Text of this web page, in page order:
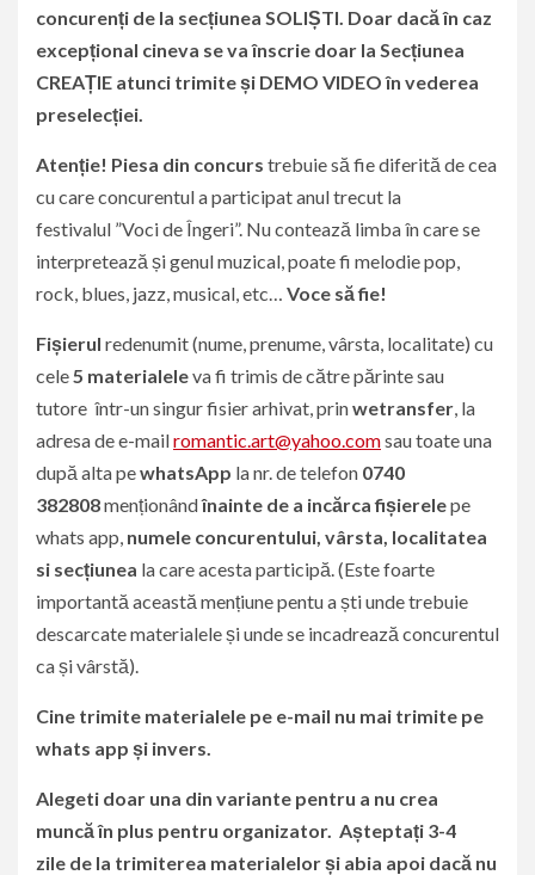
concurenți de la secțiunea SOLIȘTI. Doar dacă în caz
excepțional cineva se va înscrie doar la Secțiunea
CREAȚIE atunci trimite și DEMO VIDEO în vederea
preselecției.
Atenție! Piesa din concurs trebuie să fie diferită de cea
cu care concurentul a participat anul trecut la
festivalul ”Voci de Îngeri”. Nu contează limba în care se
interpretează și genul muzical, poate fi melodie pop,
rock, blues, jazz, musical, etc… Voce să fie!
Fișierul redenumit (nume, prenume, vârsta, localitate) cu
cele 5 materialeleva fi trimis de către părinte sau
tutore într-un singur fisier arhivat, prinwetransfer , la
adresa de e-mailromantic.art@yahoo.comsau toate una
după alta pewhatsApp la nr. de telefon 0740
382808menționândînainte de a incărca fișierelepe
whats app, numele concurentului, vârsta, localitatea
si secțiunea la care acesta participă. (Este foarte
importantă această mențiune pentu a ști unde trebuie
descarcate materialele și unde se incadrează concurentul
ca și vârstă).
Cine trimite materialele pe e-mail nu mai trimite pe
whats app și invers.
Alegeti doar una din variante pentru a nu crea
muncă în plus pentru organizator. Așteptați 3-4
zile de la trimiterea materialelor și abia apoi dacă nu